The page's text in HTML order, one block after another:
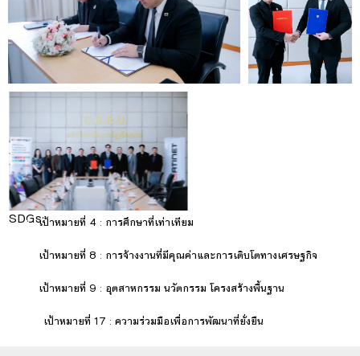
SDGs:
4 เป้าหมายที่ 4 : การศึกษาที่เท่าเทียม
เป้าหมายที่ 8 : การจ้างงานที่มีคุณค่าและการเติบโตทางเศรษฐกิจ
เป้าหมายที่ 9 : อุตสาหกรรม นวัตกรรม โครงสร้างพื้นฐาน
เป้าหมายที่ 17 : ความร่วมมือเพื่อการพัฒนาที่ยั่งยืน